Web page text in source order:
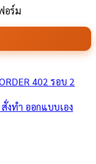
อร์ม
งทำ ออกแบบเอง